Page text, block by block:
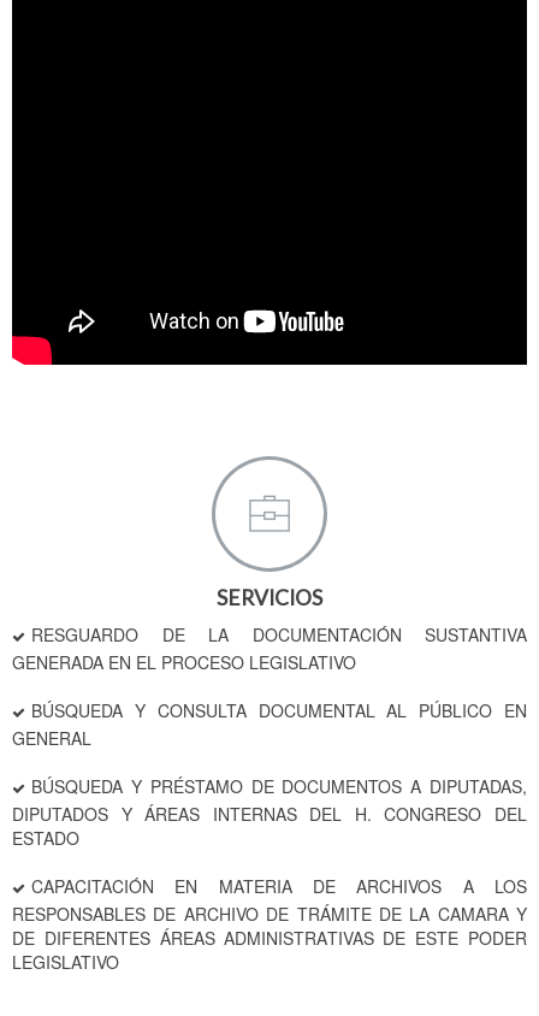
SERVICIOS
RESGUARDO DE LA DOCUMENTACIÓN SUSTANTIVA
GENERADA EN EL PROCESO LEGISLATIVO
BÚSQUEDA Y CONSULTA DOCUMENTAL AL PÚBLICO EN
GENERAL
BÚSQUEDA Y PRÉSTAMO DE DOCUMENTOS A DIPUTADAS,
DIPUTADOS Y ÁREAS INTERNAS DEL H. CONGRESO DEL
ESTADO
CAPACITACIÓN EN MATERIA DE ARCHIVOS A LOS
RESPONSABLES DE ARCHIVO DE TRÁMITE DE LA CAMARA Y
DE DIFERENTES ÁREAS ADMINISTRATIVAS DE ESTE PODER
LEGISLATIVO